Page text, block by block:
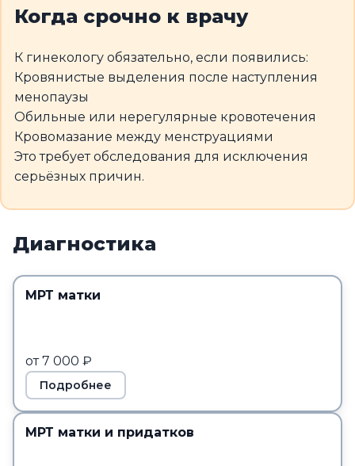
Когда срочно к врачу
К гинекологу обязательно, если появились:
Кровянистые выделения после наступления
менопаузы
Обильные или нерегулярные кровотечения
Кровомазание между менструациями
Это требует обследования для исключения
серьёзных причин.
Диагностика
МРТ матки
от 7 000 ₽
Подробнее
МРТ матки и придатков